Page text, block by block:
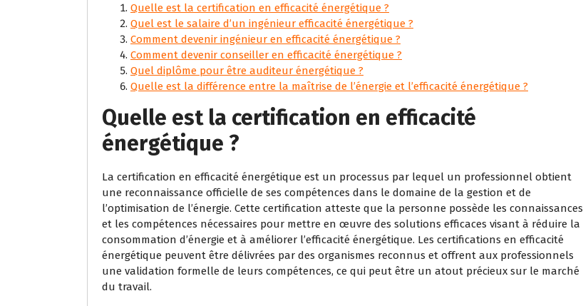
Quelle est la certification en efficacité énergétique ?
Quel est le salaire d’un ingénieur efficacité énergétique ?
Comment devenir ingénieur en efficacité énergétique ?
Comment devenir conseiller en efficacité énergétique ?
Quel diplôme pour être auditeur énergétique ?
Quelle est la différence entre la maîtrise de l’énergie et l’efficacité énergétique ?
Quelle est la certification en efficacité
énergétique ?
La certification en efficacité énergétique est un processus par lequel un professionnel obtient
une reconnaissance officielle de ses compétences dans le domaine de la gestion et de
l’optimisation de l’énergie. Cette certification atteste que la personne possède les connaissances
et les compétences nécessaires pour mettre en œuvre des solutions efficaces visant à réduire la
consommation d’énergie et à améliorer l’efficacité énergétique. Les certifications en efficacité
énergétique peuvent être délivrées par des organismes reconnus et offrent aux professionnels
une validation formelle de leurs compétences, ce qui peut être un atout précieux sur le marché
du travail.